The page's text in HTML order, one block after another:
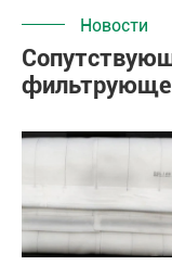
Новости